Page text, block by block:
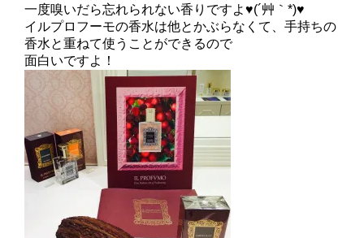
一度嗅いだら忘れられない香りですよ♥(´艸｀*)♥
イルプロフーモの香水は他とかぶらなくて、手持ちの
香水と重ねて使うことができるので
面白いですよ！